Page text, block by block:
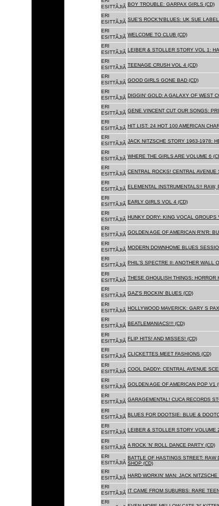
ESITTÃJIÃ BOY TROUBLE: GARPAX GIRLS (CD)
ERI
ESITTÃJIÃ SUE'S ROCK'N'BLUES: UK SUE
ERI
ESITTÃJIÃ WELCOME TO CLUB (CD)
ERI
ESITTÃJIÃ LEIBER & STOLLER STORY VOL 1:
ERI
ESITTÃJIÃ TEENAGE CRUSH VOL 4 (CD)
ERI
ESITTÃJIÃ GOOD GIRLS GONE BAD (CD)
ERI
ESITTÃJIÃ DIGGIN' GOLD: A GALAXY OF WEST
ERI
ESITTÃJIÃ GENE VINCENT CUT OUR SONGS:
ERI
ESITTÃJIÃ HIT LIST: 24 HOT 100 AMERICAN
ERI
ESITTÃJIÃ JACK NITZSCHE STORY 1963-1978:
ERI
ESITTÃJIÃ WHERE THE GIRLS ARE VOLUME 6
ERI
ESITTÃJIÃ CENTRAL ROCKS! CENTRAL
ERI
ESITTÃJIÃ ELEMENTAL INSTRUMENTALS!! RAW,
ERI
ESITTÃJIÃ EARLY GIRLS VOL 4 (CD)
ERI
ESITTÃJIÃ HUNKY DORY: KING VOCAL GROUPS
ERI
ESITTÃJIÃ GOLDEN AGE OF AMERICAN R'N'R:
ERI
ESITTÃJIÃ MODERN DOWNHOME BLUES
ERI
ESITTÃJIÃ PHIL'S SPECTRE II: ANOTHER WALL
ERI
ESITTÃJIÃ THESE GHOULISH THINGS: HORROR
ERI
ESITTÃJIÃ GAZ'S ROCKIN' BLUES (CD)
ERI
ESITTÃJIÃ HOLLYWOOD MAVERICK: GARY S
ERI
ESITTÃJIÃ BEATLEMANIACS!!! (CD)
ERI
ESITTÃJIÃ FLIP HITS! AND MISSES! (CD)
ERI
ESITTÃJIÃ CLICKETTES MEET FASHIONS (CD)
ERI
ESITTÃJIÃ COOL DADDY: CENTRAL AVENUE
ERI
ESITTÃJIÃ GOLDEN AGE OF AMERICAN POP V1
ERI
ESITTÃJIÃ GARAGEMENTAL! CUCA RECORDS
ERI
ESITTÃJIÃ BLUES FOR DOOTSIE: BLUE &
ERI
ESITTÃJIÃ LEIBER & STOLLER STORY VOLUME
ERI
ESITTÃJIÃ A ROCK 'N' ROLL DANCE PARTY (CD)
ERI
ESITTÃJIÃ
BATTLE OF HASTINGS STREET:
SHOP (CD)
ERI
ESITTÃJIÃ HARD WORKIN' MAN: JACK
ERI
ESITTÃJIÃ IT CAME FROM SUBURBS: RARE
ERI